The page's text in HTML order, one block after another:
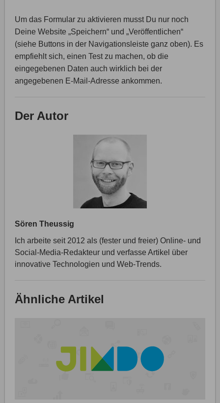
Um das Formular zu aktivieren musst Du nur noch
Deine Website „Speichern“ und „Veröffentlichen“
(siehe Buttons in der Navigationsleiste ganz oben). Es
empfiehlt sich, einen Test zu machen, ob die
eingegebenen Daten auch wirklich bei der
angegebenen E-Mail-Adresse ankommen.
Der Autor
Sören Theussig
Ich arbeite seit 2012 als (fester und freier) Online- und
Social-Media-Redakteur und verfasse Artikel über
innovative Technologien und Web-Trends.
Ähnliche Artikel